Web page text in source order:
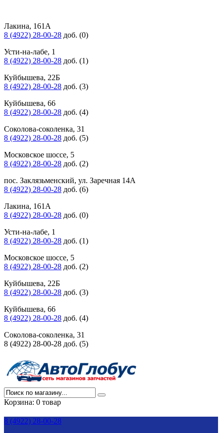
Лакина, 161А
8 (4922) 28-00-28 доб. (0)
Усти-на-лабе, 1
8 (4922) 28-00-28 доб. (1)
Куйбышева, 22Б
8 (4922) 28-00-28 доб. (3)
Куйбышева, 66
8 (4922) 28-00-28 доб. (4)
Соколова-соколенка, 31
8 (4922) 28-00-28 доб. (5)
Московское шоссе, 5
8 (4922) 28-00-28 доб. (2)
пос. Заклязьменский, ул. Заречная 14А
8 (4922) 28-00-28 доб. (6)
Лакина, 161А
8 (4922) 28-00-28 доб. (0)
Усти-на-лабе, 1
8 (4922) 28-00-28 доб. (1)
Московское шоссе, 5
8 (4922) 28-00-28 доб. (2)
Куйбышева, 22Б
8 (4922) 28-00-28 доб. (3)
Куйбышева, 66
8 (4922) 28-00-28 доб. (4)
Соколова-соколенка, 31
8 (4922) 28-00-28 доб. (5)
Корзина: 0 товар
8 (4922) 28-00-28